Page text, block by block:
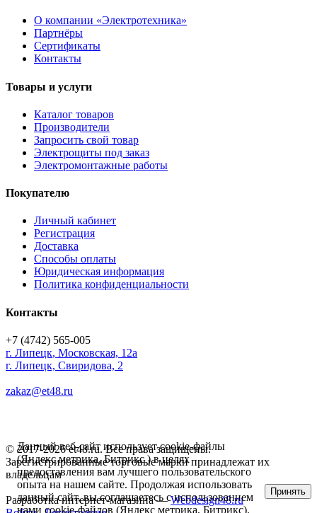
О компании «Электротехника»
Партнёры
Сертификаты
Контакты
Товары и услуги
Каталог товаров
Производители
Запросить свой товар
Электрощиты под заказ
Электромонтажные работы
Покупателю
Личный кабинет
Регистрация
Доставка
Способы оплаты
Юридическая информация
Политика конфиденциальности
Контакты
+7 (4742) 565-005
г. Липецк, Московская, 12а
г. Липецк, Свиридова, 2
zakaz@et48.ru
© 2017-2026 et48.ru. Все права защищены.
Зарегистрированные торговые марки принадлежат их
владельцам
Разработка интернет-магазина —Webdesign48.ru
Данный веб-сайт использует cookie-файлы
(Яндекс метрика, Битрикс ) в целях
предоставления вам лучшего пользовательского
опыта на нашем сайте. Продолжая использовать
данный сайт, вы соглашаетесь с использованием
нами cookie-файлов (Яндекс метрика, Битрикс).
Принять